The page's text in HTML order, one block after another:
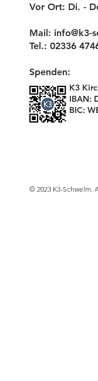
Vor Ort: Di. -
Mail: info@k3-
Tel.: 02336
Spenden:
K3
IBAN:
BIC:
© 2023 K3-Schwelm.